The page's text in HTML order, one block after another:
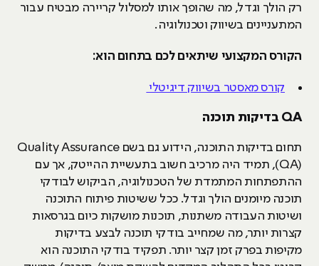
רק הולך וגדל, מה שהופך אותו למסלול קריירה מבטיח עבור
המתעניינים בשיווק וטכנולוגיה.
הקורס המקצועי שיתאים לכם בתחום הוא:
קורס מאסטר בשיווק דיגיטלי
QA בדיקות תוכנה
תחום בדיקות התוכנה, הידוע גם בשם Quality Assurance
(QA), תמיד היה מרכיב חשוב בתעשיית ההייטק, אך עם
ההתפתחות המתמדת של הטכנולוגיה, הביקוש לבודקי
תוכנה מיומנים הולך וגדל. ככל ששיטות פיתוח התוכנה
ושיטות העבודה משתנות, תוכנות מושקות כיום בגרסאות
קצרות יותר, מה שמחייב בודקי תוכנה לבצע בדיקות
מקיפות בפרק זמן קצר יותר. תפקיד בודקי התוכנה הוא